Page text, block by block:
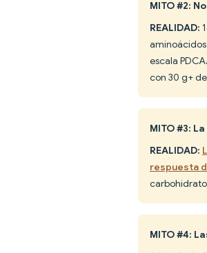
MITO #2:
REALIDAD:
escala
con 30 g+
MITO #3:
REALIDAD:
respuesta
MITO #4: